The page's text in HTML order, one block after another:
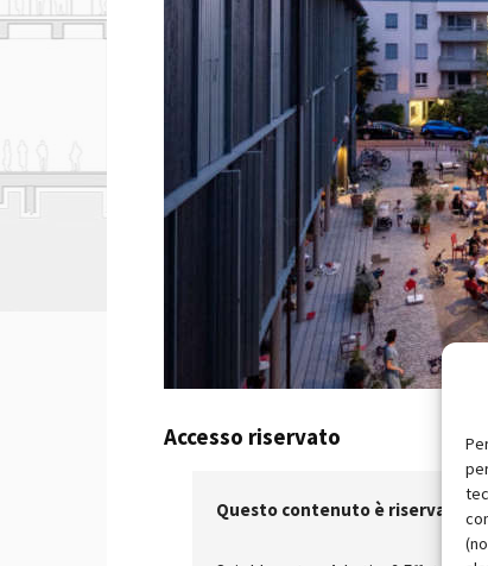
Accesso riservato
Questo contenuto è riservato